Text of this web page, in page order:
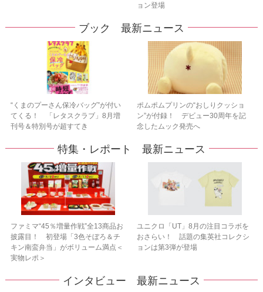
ョン登場
ブック 最新ニュース
“くまのプーさん保冷バッグ”が付い
てくる！ 「レタスクラブ」8月増
刊号＆特別号が超すてき
ポムポムプリンの“おしりクッショ
ン”が付録！ デビュー30周年を記
念したムック発売へ
特集・レポート 最新ニュース
ファミマ“45％増量作戦”全13商品お
披露目！ 初登場「3色そぼろ＆チ
キン南蛮弁当」がボリューム満点＜
実物レポ＞
ユニクロ「UT」8月の注目コラボを
おさらい！ 話題の集英社コレクシ
ョンは第3弾が登場
インタビュー 最新ニュース